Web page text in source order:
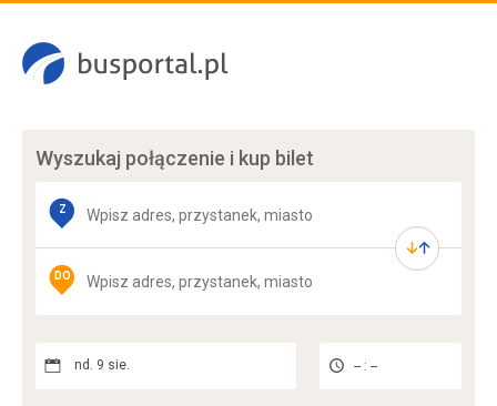
Wyszukaj połączenie i kup bilet
Z
DO
nd. 9 sie. -- : --